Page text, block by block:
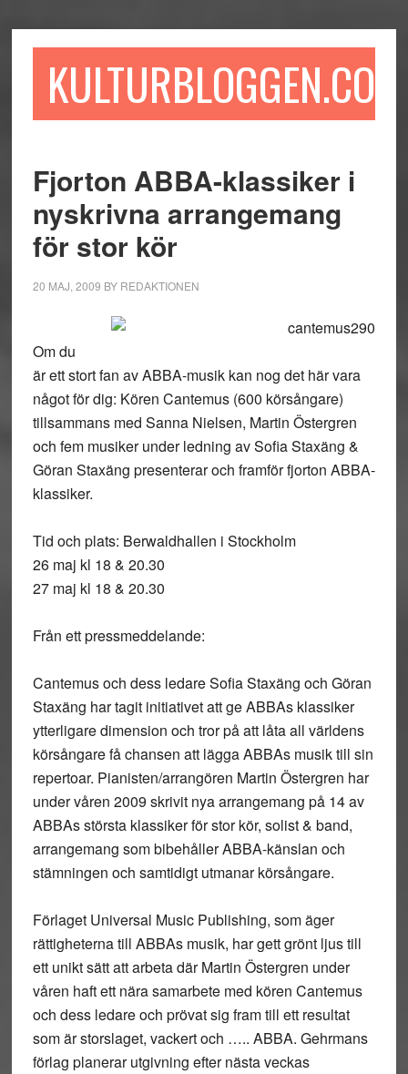
till
till
sidofältet
till
KULTURBLOGGEN.COM
Fjorton ABBA-klassiker i
nyskrivna arrangemang
för stor kör
20 MAJ, 2009 BY REDAKTIONEN
Om du
är ett stort fan av ABBA-musik kan nog det här vara
något för dig: Kören Cantemus (600 körsångare)
tillsammans med Sanna Nielsen, Martin Östergren
och fem musiker under ledning av Sofia Staxäng &
Göran Staxäng presenterar och framför fjorton ABBA-
klassiker.
Tid och plats: Berwaldhallen i Stockholm
26 maj kl 18 & 20.30
27 maj kl 18 & 20.30
Från ett pressmeddelande:
Cantemus och dess ledare Sofia Staxäng och Göran
Staxäng har tagit initiativet att ge ABBAs klassiker
ytterligare dimension och tror på att låta all världens
körsångare få chansen att lägga ABBAs musik till sin
repertoar. Pianisten/arrangören Martin Östergren har
under våren 2009 skrivit nya arrangemang på 14 av
ABBAs största klassiker för stor kör, solist & band,
arrangemang som bibehåller ABBA-känslan och
stämningen och samtidigt utmanar körsångare.
Förlaget Universal Music Publishing, som äger
rättigheterna till ABBAs musik, har gett grönt ljus till
ett unikt sätt att arbeta där Martin Östergren under
våren haft ett nära samarbete med kören Cantemus
och dess ledare och prövat sig fram till ett resultat
som är storslaget, vackert och ….. ABBA. Gehrmans
förlag planerar utgivning efter nästa veckas